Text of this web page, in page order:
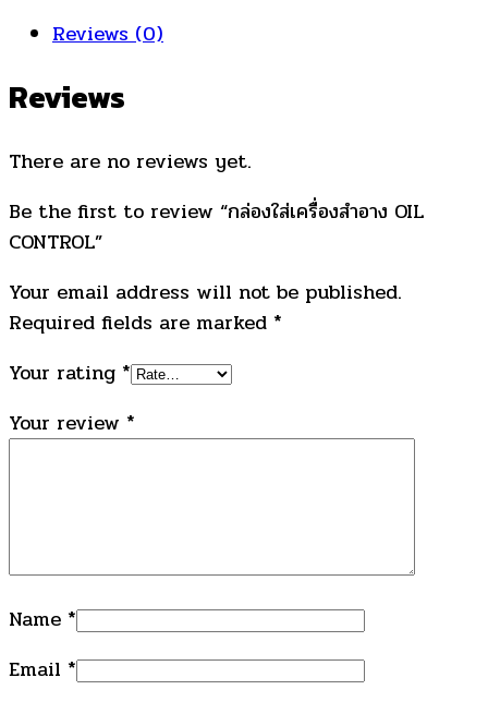
Reviews (0)
Reviews
There are no reviews yet.
Be the first to review “กล่องใส่เครื่องสำอาง OIL
CONTROL”
Your email address will not be published.
Required fields are marked *
Your rating *
Your review *
Name *
Email *